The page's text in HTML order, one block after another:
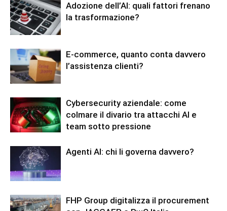
Adozione dell’AI: quali fattori frenano
la trasformazione?
E-commerce, quanto conta davvero
l’assistenza clienti?
Cybersecurity aziendale: come
colmare il divario tra attacchi AI e
team sotto pressione
Agenti AI: chi li governa davvero?
FHP Group digitalizza il procurement